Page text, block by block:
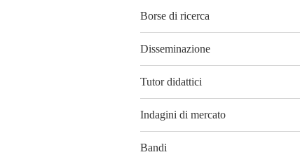
Borse di ricerca
Disseminazione
Tutor didattici
Indagini di mercato
Bandi